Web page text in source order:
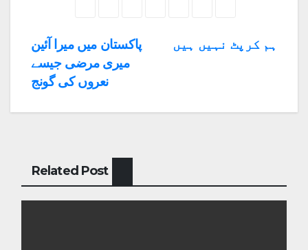
Post
navigation
ہم کرپٹ نہیں ہیں
پاکستان میں میرا آئین
میری مرضی جیسے
نعروں کی گونج
Related Post